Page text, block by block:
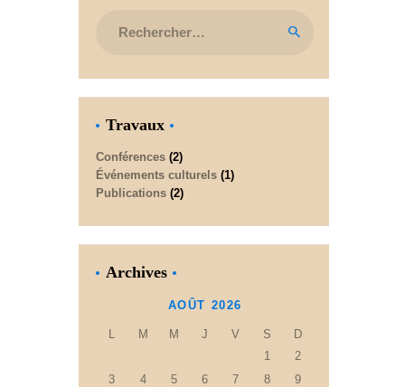
Travaux
Conférences (2)
Événements culturels (1)
Publications (2)
Archives
AOÛT 2026
L M M J V S
D
1
2
3
4 5 6 7 8
9